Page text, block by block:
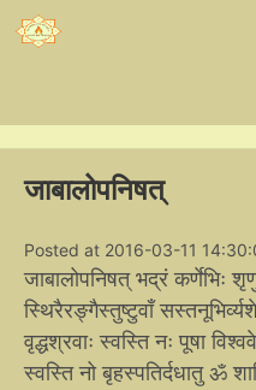
जाबालोपनिषत्
Posted at 2016-03-11
जाबालोपनिषत् भद्रं कर्णेभिः
स्थिरैरङ्गैस्तुष्टुवाँ
वृद्धश्रवाः स्वस्ति नः पूषा
स्वस्ति नो बृहस्पतिर्दधातु ॐ